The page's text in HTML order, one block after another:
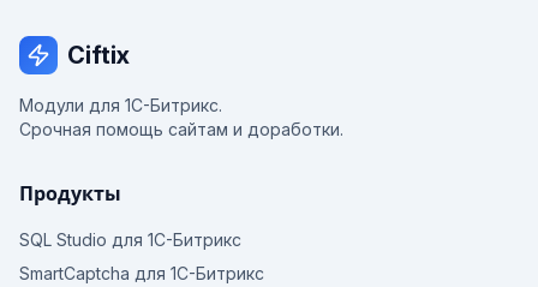
Ciftix
Модули для 1С-Битрикс.
Срочная помощь сайтам и доработки.
Продукты
SQL Studio для 1С-Битрикс
SmartCaptcha для 1С-Битрикс